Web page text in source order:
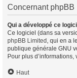
Concernant phpBB
Qui a développé ce
Ce logiciel (dans sa
phpBB Limited , qui en a
publique générale GNU
Pour plus d’informations,
Haut